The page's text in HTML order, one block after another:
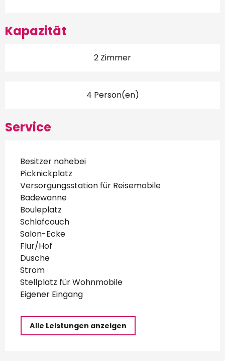
Kapazität
2 Zimmer
4 Person(en)
Service
Besitzer nahebei
Picknickplatz
Versorgungsstation für Reisemobile
Badewanne
Bouleplatz
Schlafcouch
Salon-Ecke
Flur/Hof
Dusche
Strom
Stellplatz für Wohnmobile
Eigener Eingang
Alle Leistungen anzeigen